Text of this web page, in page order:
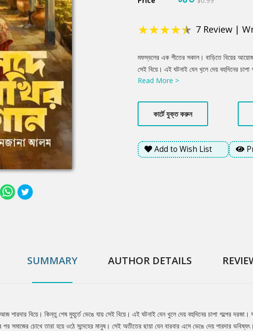
★★★★★ 7 Review |
Product
Summery
মফস্বলের এক শীতের সকাল। বাড়িতে বিয়ের
সেই বিয়ে। এই ঘটনাই যেন খুলে দেয় বহুদিনের
দুজনেই বড় হয়েছে অপবাদ, অভিমান আর অবহেলার
ভবিষ্যৎ। অবশেষে শারদার জীবনে আসে নতুন একটি
কোথাও একটা অদৃশ্য দূরত্ব রয়ে যায়। শারদা কি
অনুভূতি, যা সে কাউকেই বলতে পারে না?
Read More >
কার্টে যুক্ত করুন
Add to Wish List
SUMMARY AUTHOR DETAILS
বিয়ে। কিন্তু শেষ মুহূর্তে ভেঙে যায় সেই বিয়ে। এই ঘটনাই যেন খুলে দেয় বহুদিনের চাপা গল্পের
সমাজের চোখে তারা হয়ে ওঠে সন্দেহের মানুষ। সেই অতীতের ছায়া যেন বারবার এসে ভেঙে দেয় শারদার